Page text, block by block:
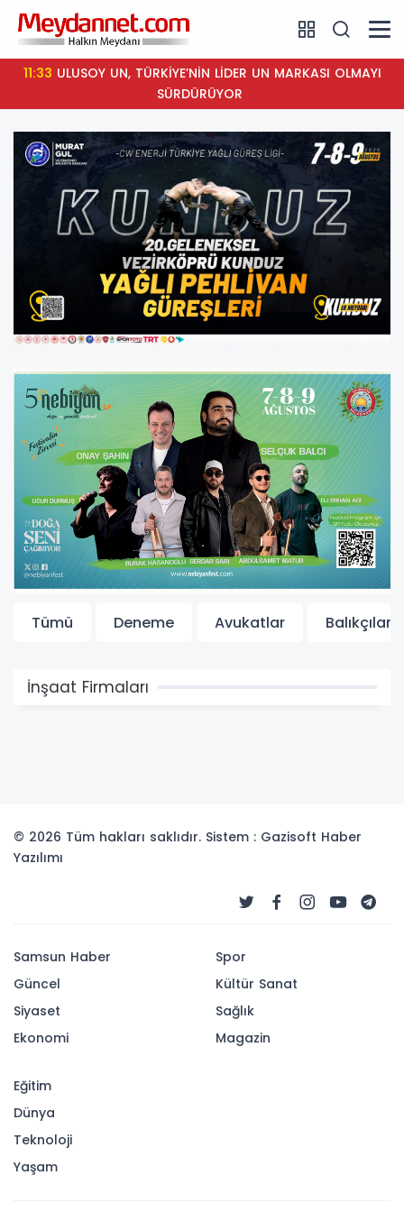
11:33
SÜRDÜRÜYOR
Tümü Deneme Avukatlar Balıkçılar
İnşaat Firmaları
© 2026 Tüm hakları saklıdır. Sistem : Gazisoft Haber
Yazılımı
Samsun Haber
Güncel
Siyaset
Ekonomi
Spor
Kültür Sanat
Sağlık
Magazin
Eğitim
Dünya
Teknoloji
Yaşam